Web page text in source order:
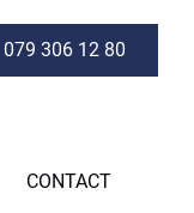
079 306 12 80
CONTACT